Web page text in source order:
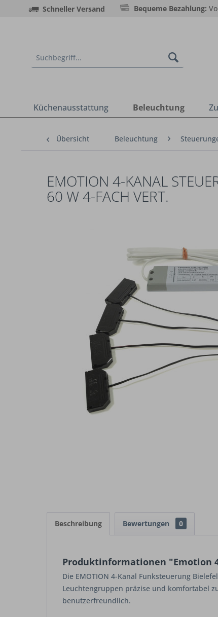
Schneller Versand Bequeme Bezahlung:
Küchenausstattung Beleuchtung
Übersicht Beleuchtung
EMOTION 4-KANAL
60 W 4-FACH VERT.
Beschreibung Bewertungen 0
Produktinformationen "Emotion
Die EMOTION 4-Kanal Funksteuerung
Leuchtengruppen präzise und komfortabel
benutzerfreundlich.